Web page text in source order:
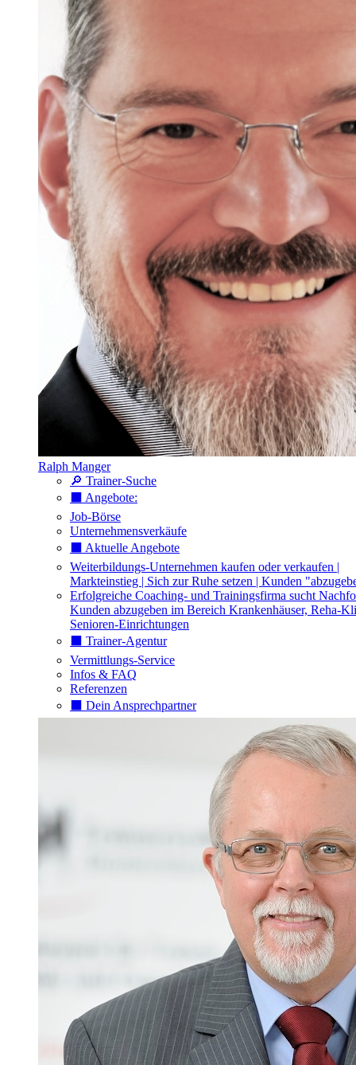
Ralph Manger
🔎 Trainer-Suche
⬛️ Angebote:
Job-Börse
Unternehmensverkäufe
⬛️ Aktuelle Angebote
Weiterbildungs-Unternehmen kaufen oder verkaufen |
Markteinstieg | Sich zur Ruhe setzen | Kunden
Erfolgreiche Coaching- und Trainingsfirma sucht
Kunden abzugeben im Bereich Krankenhäuser, Reha-
Senioren-Einrichtungen
⬛️ Trainer-Agentur
Vermittlungs-Service
Infos & FAQ
Referenzen
⬛️ Dein Ansprechpartner